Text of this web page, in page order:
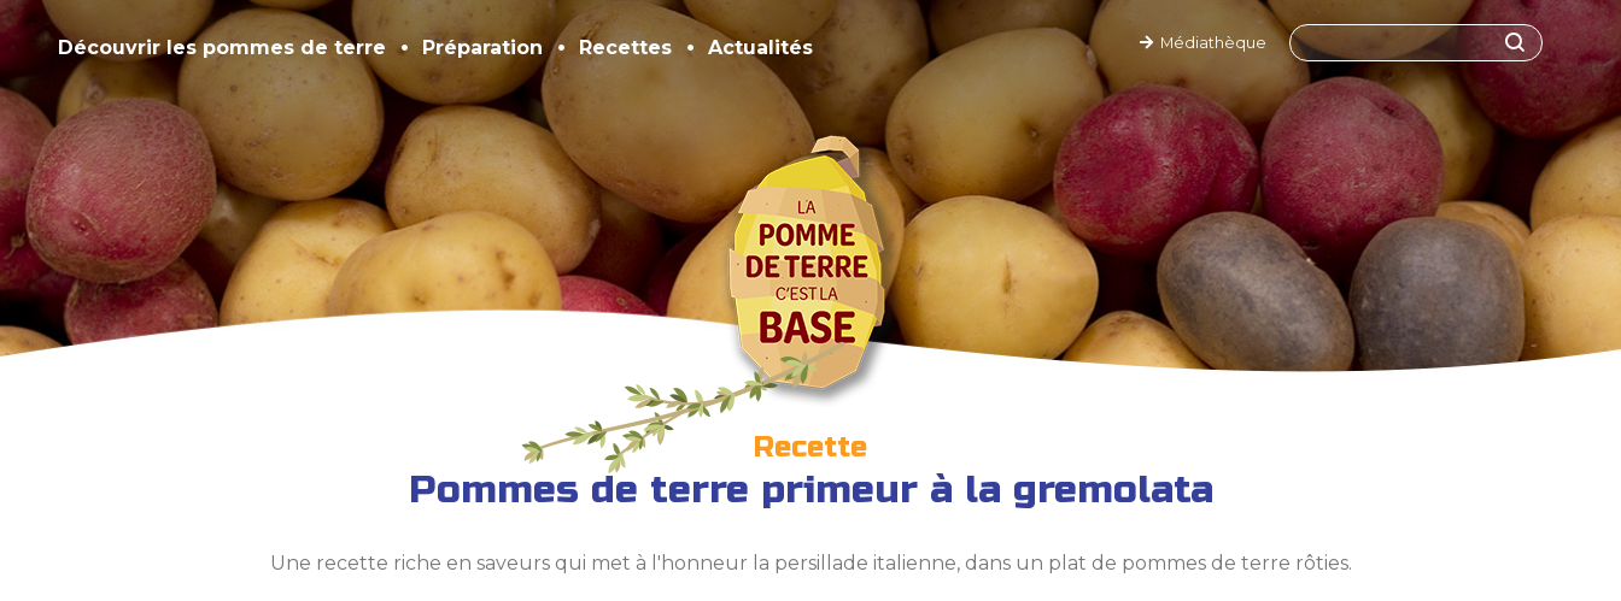
Découvrir les pommes de terre Préparation Recettes Actualités Médiathèque
Recette
Pommes de terre primeur à la gremolata
Une recette riche en saveurs qui met à l'honneur la persillade italienne, dans un plat de pommes de terre rôties.